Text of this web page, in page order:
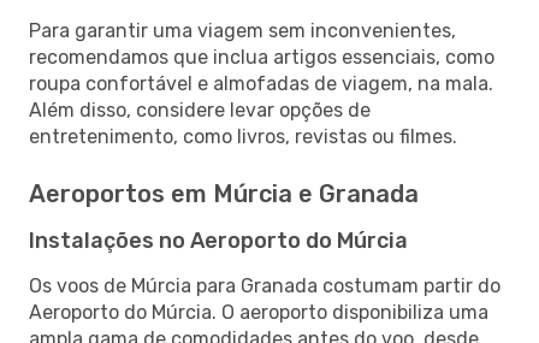
Para garantir uma viagem sem inconvenientes,
recomendamos que inclua artigos essenciais, como
roupa confortável e almofadas de viagem, na mala.
Além disso, considere levar opções de
entretenimento, como livros, revistas ou filmes.
Aeroportos em Múrcia e Granada
Instalações no Aeroporto do Múrcia
Os voos de Múrcia para Granada costumam partir do
Aeroporto do Múrcia. O aeroporto disponibiliza uma